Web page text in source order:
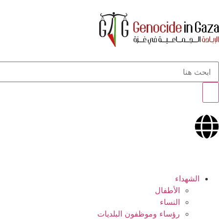
الشهداء
الأطفال
النساء
رؤساء وموظفون البلديات